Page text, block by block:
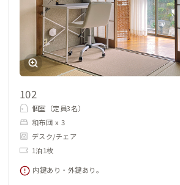
102
個室（定員3名）
和布団 x 3
デスク/チェア
1泊1枚
内鍵あり・外鍵あり。